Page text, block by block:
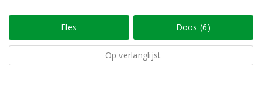
Fles Doos (6)
Op verlanglijst